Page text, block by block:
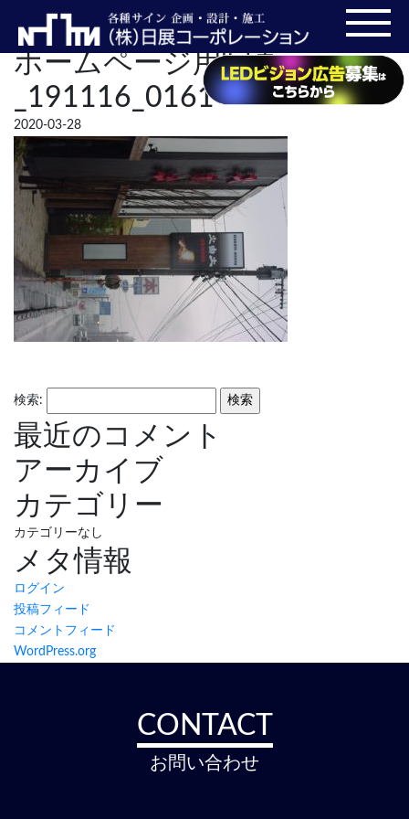
ホームページ用写真
_191116_0161
2020-03-28
検索:
最近のコメント
アーカイブ
カテゴリー
カテゴリーなし
メタ情報
ログイン
投稿フィード
コメントフィード
WordPress.org
CONTACT
お問い合わせ